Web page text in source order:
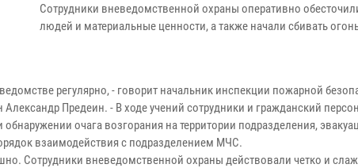
Сотрудники вневедомственной охраны оперативно
людей и материальные ценности, а также начали сбивать
регулярно, - говорит начальник инспекции пожарной
Предеин. - В ходе учений сотрудники и гражданский
очага возгорания на территории подразделения,
взаимодействия с подразделением МЧС.
Сотрудники вневедомственной охраны действовали четко и